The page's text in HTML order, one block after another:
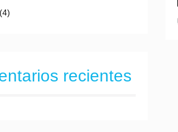
(4)
recientes